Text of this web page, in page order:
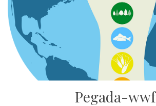
Pegada-wwf